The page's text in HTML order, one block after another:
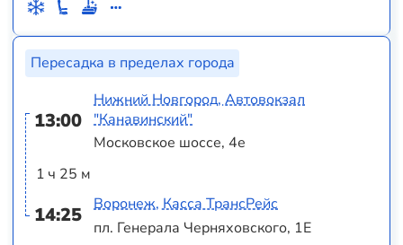
Пересадка в пределах города
13:00
1 ч 25 м
14:25
Нижний Новгород, Автовокзал
"Канавинский"
Московское шоссе, 4е
Воронеж, Касса ТрансРейс
пл. Генерала Черняховского, 1Е